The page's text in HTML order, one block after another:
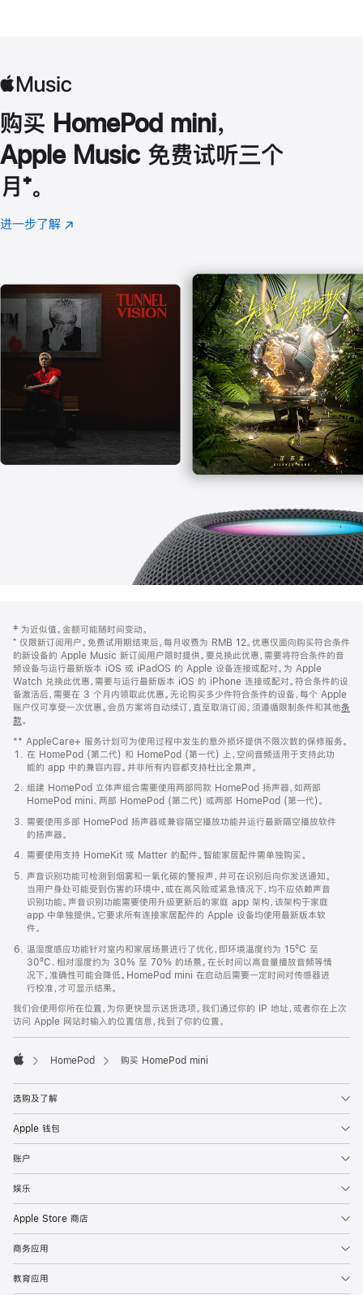
购买 HomePod mini，
Apple Music 免费试听三个
月 脚
注
⁺。
进一步了解 Apple
(在
口
中
打
开)
页
页
脚
注
‡ 为近似值。金额可能随时间变动。
⁺ 仅限新订阅用户。免费试用期结束后，每月收费为 RMB 12。优惠仅面向购买符合条件
的新设备的 Apple Music 新订阅用户限时提供。要兑换此优惠，需要将符合条件的音
频设备与运行最新版本 iOS 或 iPadOS 的 Apple 设备连接或配对。为 Apple
Watch 兑换此优惠，需要与运行最新版本 iOS 的 iPhone 连接或配对。符合条件的设
备激活后，需要在 3 个月内领取此优惠。无论购买多少件符合条件的设备，每个 Apple
账户仅可享受一次优惠。会员方案将自动续订，直至取消订阅。须遵循限制条件和其他条
款。
窗
口
中
打
开)
** AppleCare+ 服务计划可为使用过程中发生的意外损坏提供不限次数的保修服务。
在 HomePod (第二代) 和 HomePod (第一代) 上，空间音频适用于支持此功
能的 app 中的兼容内容。并非所有内容都支持杜比全景声。
组建 HomePod 立体声组合需要使用两部同款 HomePod 扬声器，如两部
HomePod mini、两部 HomePod (第二代) 或两部 HomePod (第一代)。
需要使用多部 HomePod 扬声器或兼容隔空播放功能并运行最新隔空播放软件
的扬声器。
需要使用支持 HomeKit 或 Matter 的配件。智能家居配件需单独购买。
声音识别功能可检测到烟雾和一氧化碳的警报声，并可在识别后向你发送通知。
当用户身处可能受到伤害的环境中，或在高风险或紧急情况下，均不应依赖声音
识别功能。声音识别功能需要使用升级更新后的家庭 app 架构，该架构于家庭
app 中单独提供。它要求所有连接家居配件的 Apple 设备均使用最新版本软
件。
温湿度感应功能针对室内和家居场景进行了优化，即环境温度约为 15ºC 至
30ºC、相对湿度约为 30% 至 70% 的场景。在长时间以高音量播放音频等情
况下，准确性可能会降低。HomePod mini 在启动后需要一定时间对传感器进
行校准，才可显示结果。
我们会使用你所在位置，为你更快显示送货选项。我们通过你的 IP 地址，或者你在上次
访问 Apple 网站时输入的位置信息，找到了你的位置。
HomePod 购买 HomePod mini
选购及了解
Apple 钱包
账户
娱乐
Apple Store 商店
商务应用
教育应用